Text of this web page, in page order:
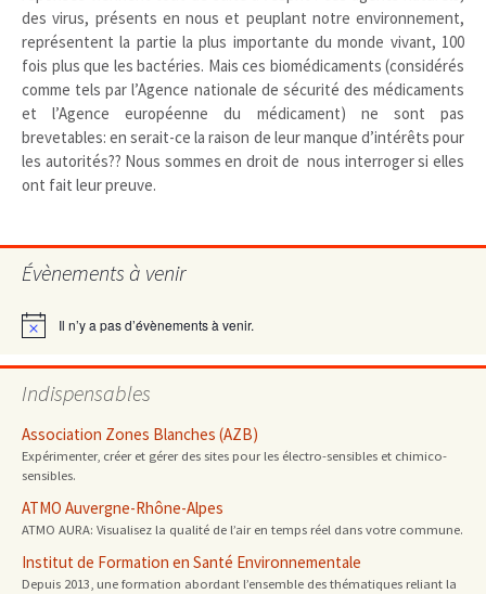
des virus, présents en nous et peuplant notre environnement,
représentent la partie la plus importante du monde vivant, 100
fois plus que les bactéries. Mais ces biomédicaments (considérés
comme tels par l’Agence nationale de sécurité des médicaments
et l’Agence européenne du médicament) ne sont pas
brevetables: en serait-ce la raison de leur manque d’intérêts pour
les autorités?? Nous sommes en droit de nous interroger si elles
ont fait leur preuve.
Évènements à venir
Notice Il n’y a pas d’évènements à venir.
Indispensables
Association Zones Blanches (AZB)
Expérimenter, créer et gérer des sites pour les électro-sensibles et chimico-
sensibles.
ATMO Auvergne-Rhône-Alpes
ATMO AURA: Visualisez la qualité de l’air en temps réel dans votre commune.
Institut de Formation en Santé Environnementale
Depuis 2013, une formation abordant l’ensemble des thématiques reliant la